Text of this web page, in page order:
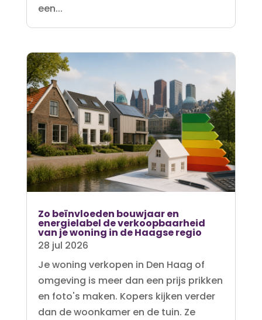
een...
Zo beïnvloeden bouwjaar en
energielabel de verkoopbaarheid
van je woning in de Haagse regio
28 jul 2026
Je woning verkopen in Den Haag of
omgeving is meer dan een prijs prikken
en foto's maken. Kopers kijken verder
dan de woonkamer en de tuin. Ze